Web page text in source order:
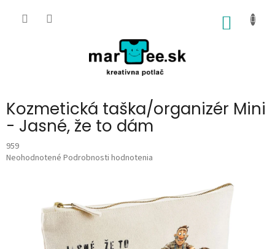
Kozmetická taška/organizér Mini
- Jasné, že to dám
959
Priemerné
hviezdičiek.
Neohodnotené Podrobnosti hodnotenia